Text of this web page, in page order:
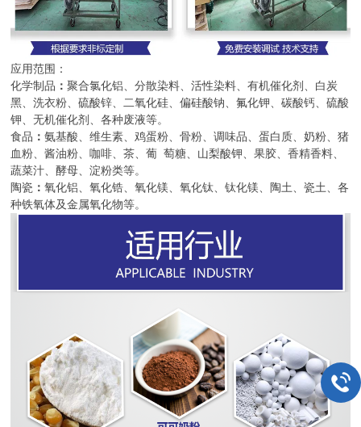
应用范围：
化学制品 ：聚合氯化铝、分散染料、活性染料、有机催化剂、白炭
黑、洗衣粉、硫酸锌、二氧化硅、偏硅酸钠、氟化钾、碳酸钙、硫酸
钾、无机催化剂、各种废液等。
食品 ：氨基酸、维生素、鸡蛋粉、骨粉、调味品、蛋白质、奶粉、猪
血粉、酱油粉、咖啡、茶、葡 萄糖、山梨酸钾、果胶、香精香料、
蔬菜汁、酵母、淀粉类等。
陶瓷 ：氧化铝、氧化锆、氧化镁、氧化钛、钛化镁、陶土、瓷土、各
种铁氧体及金属氧化物等。